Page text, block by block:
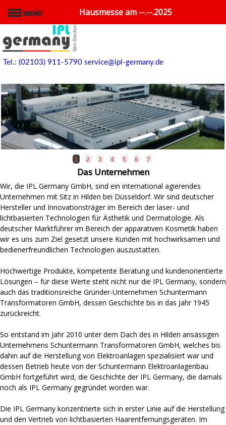
Hausmesse am --.--.2025
Tel.: (02103) 911-5790 service@ipl-germany.de
1 2 3 4 5 6 7
Das Unternehmen
Wir, die IPL Germany GmbH, sind ein international agierendes
Unternehmen mit Sitz in Hilden bei Düsseldorf. Wir sind deutscher
Hersteller und Innovationsträger im Bereich der laser- und
lichtbasierten Technologien für Ästhetik und Dermatologie. Als
deutscher Marktführer im Bereich der apparativen Kosmetik haben
wir es uns zum Ziel gesetzt unsere Kunden mit hochwirksamen und
bedienerfreundlichen Technologien auszustatten.
Hochwertige Produkte, kompetente Beratung und kundenorientierte
Lösungen – für diese Werte steht nicht nur die IPL Germany, sondern
auch das traditionsreiche Gründer-Unternehmen Schuntermann
Transformatoren GmbH, dessen Geschichte bis in das Jahr 1945
zurückreicht.
So entstand im Jahr 2010 unter dem Dach des in Hilden ansässigen
Unternehmens Schuntermann Transformatoren GmbH, welches bis
dahin auf die Herstellung von Elektroanlagen spezialisiert war und
dessen Betrieb heute von der Schuntermann Elektroanlagenbau
GmbH fortgeführt wird, die Geschichte der IPL Germany, die damals
noch als IPL Germany gegründet worden war.
Die IPL Germany konzentrierte sich in erster Linie auf die Herstellung
und den Vertrieb von lichtbasierten Haarentfernungsgeräten. Im